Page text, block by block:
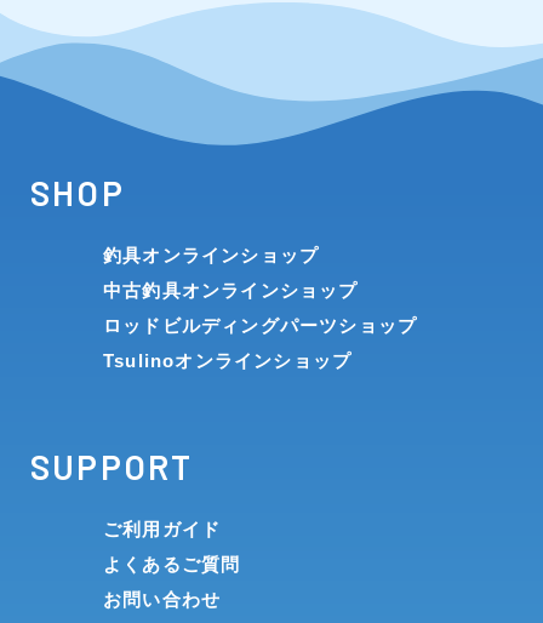
SHOP
釣具オンラインショップ
中古釣具オンラインショップ
ロッドビルディングパーツショップ
Tsulinoオンラインショップ
SUPPORT
ご利用ガイド
よくあるご質問
お問い合わせ